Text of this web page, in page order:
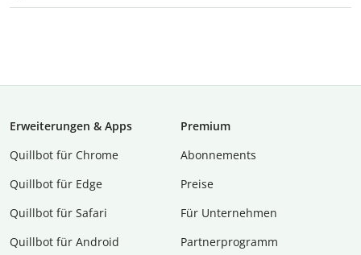
Erweiterungen & Apps
Quillbot für Chrome
Quillbot für Edge
Quillbot für Safari
Quillbot für Android
Premium
Abon­ne­ments
Preise
Für Unternehmen
Partnerprogramm